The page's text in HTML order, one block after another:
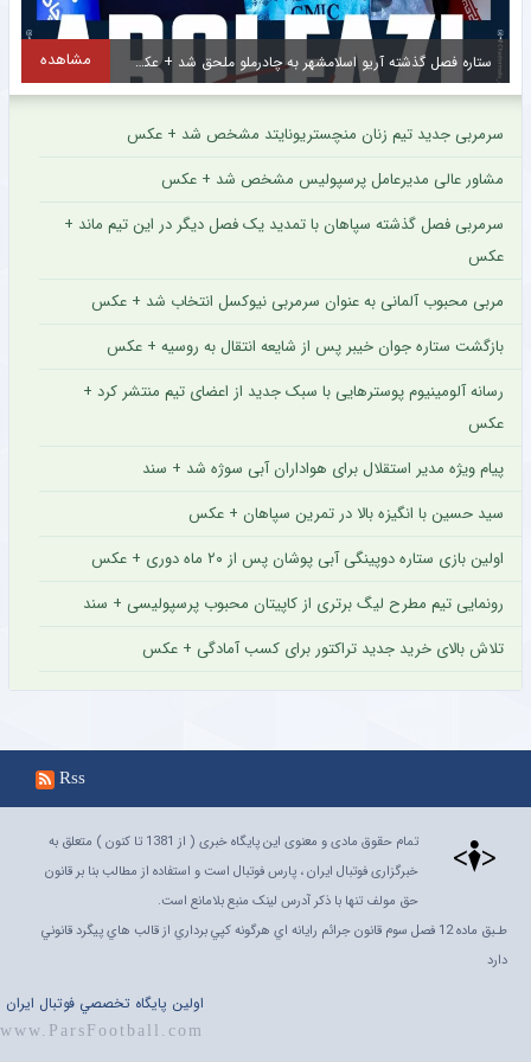
ستاره فصل گذشته آریو اسلامشهر به چادرملو ملحق شد + عکس مشاهده
سرمربی جدید تیم زنان منچستریونایتد مشخص شد + عکس
مشاور عالی مدیرعامل پرسپولیس مشخص شد + عکس
سرمربی فصل گذشته سپاهان با تمدید یک فصل دیگر در این تیم ماند +
عکس
مربی محبوب آلمانی به عنوان سرمربی نیوکسل انتخاب شد + عکس
بازگشت ستاره جوان خیبر پس از شایعه انتقال به روسیه + عکس
رسانه آلومینیوم پوسترهایی با سبک جدید از اعضای تیم منتشر کرد +
عکس
پیام ویژه مدیر استقلال برای هواداران آبی سوژه شد + سند
سید حسین با انگیزه بالا در تمرین سپاهان + عکس
اولین بازی ستاره دوپینگی آبی پوشان پس از ۲۰ ماه دوری + عکس
رونمایی تیم مطرح لیگ برتری از کاپیتان محبوب پرسپولیسی + سند
تلاش بالای خرید جدید تراکتور برای کسب آمادگی + عکس
Rss
تمام حقوق مادی و معنوی این پایگاه خبری ( از 1381 تا کنون ) متعلق به
خبرگزاری فوتبال ایران ، پارس فوتبال است و استفاده از مطالب بنا بر قانون
حق مولف تنها با ذکر آدرس لینک منبع بلامانع است.
طـبق ماده 12 فصل سوم قانون جرائم رايانه اي هرگونه کپي برداري از قالب هاي پيگرد قانوني
دارد
اولين پايگاه تخصصي فوتبال ايران
www.ParsFootball.com